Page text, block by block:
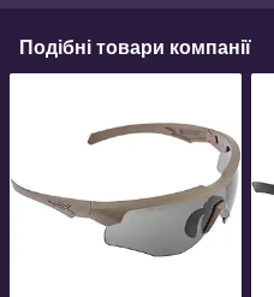
Подібні товари компанії